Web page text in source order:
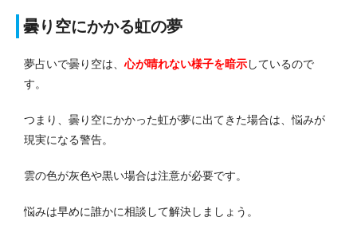
曇り空にかかる虹の夢
夢占いで曇り空は、 心が晴れない様子を暗示しているので
す。
つまり、曇り空にかかった虹が夢に出てきた場合は、悩みが
現実になる警告。
雲の色が灰色や黒い場合は注意が必要です。
悩みは早めに誰かに相談して解決しましょう。